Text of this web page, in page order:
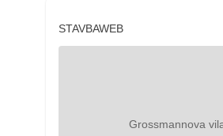
STAVBAWEB